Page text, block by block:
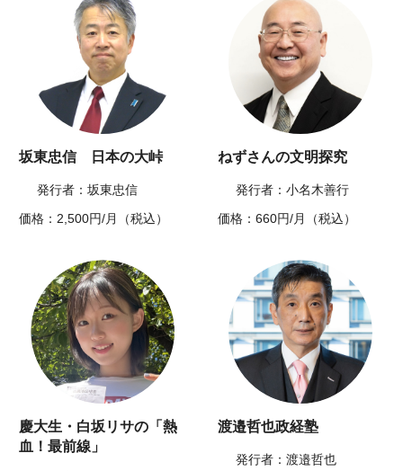
坂東忠信 日本の大峠
発行者：坂東忠信
価格：2,500円/月（税込）
ねずさんの文明探究
発行者：小名木善行
価格：660円/月（税込）
慶大生・白坂リサの「熱
血！最前線」
渡邉哲也政経塾
発行者：渡邉哲也